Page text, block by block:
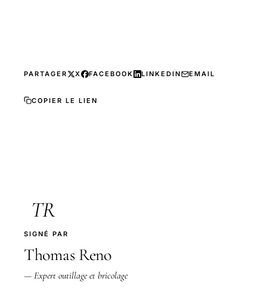
PARTAGER X FACEBOOK LINKEDIN EMAIL
COPIER LE LIEN
TR
SIGNÉ PAR
Thomas Reno
— Expert outillage et bricolage